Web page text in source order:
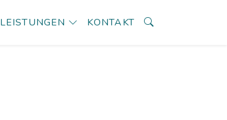
LEISTUNGEN KONTAKT